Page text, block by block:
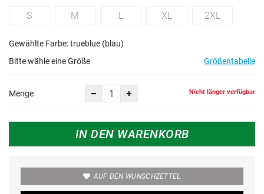
S M L XL 2XL
Gewählte Farbe: trueblue (blau)
Bitte wähle eine Größe
Größentabelle
Menge Nicht länger verfügbar
IN DEN WARENKORB
AUF DEN WUNSCHZETTEL